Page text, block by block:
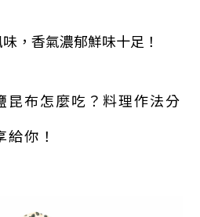
，香氣濃郁鮮味十足！
昆布怎麼吃？料理作法分
給你！